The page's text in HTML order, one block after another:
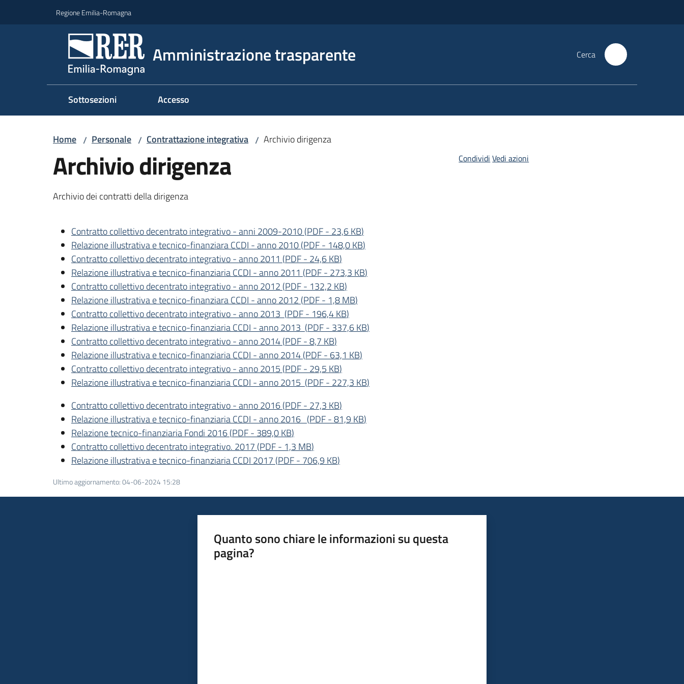
Regione Emilia-Romagna
Amministrazione trasparente Cerca
Sottosezioni Accesso
Home / Personale / Contrattazione integrativa / Archivio dirigenza
Archivio dirigenza
Archivio dei contratti della dirigenza
Condividi Vedi azioni
Contratto collettivo decentrato integrativo - anni 2009-2010(PDF- 23,6 KB)
Relazione illustrativa e tecnico-finanziara CCDI - anno 2010(PDF- 148,0 KB)
Contratto collettivo decentrato integrativo - anno 2011 (PDF- 24,6 KB)
Relazione illustrativa e tecnico-finanziaria CCDI - anno 2011 (PDF- 273,3 KB)
Contratto collettivo decentrato integrativo - anno 2012 (PDF- 132,2 KB)
Relazione illustrativa e tecnico-finanziara CCDI - anno 2012 (PDF- 1,8 MB)
Contratto collettivo decentrato integrativo - anno 2013 (PDF- 196,4 KB)
Relazione illustrativa e tecnico-finanziaria CCDI - anno 2013 (PDF- 337,6 KB)
Contratto collettivo decentrato integrativo - anno 2014(PDF-8,7 KB)
Relazione illustrativa e tecnico-finanziaria CCDI - anno 2014(PDF- 63,1 KB)
Contratto collettivo decentrato integrativo - anno 2015 (PDF- 29,5 KB)
Relazione illustrativa e tecnico-finanziaria CCDI - anno 2015 (PDF- 227,3 KB)
Contratto collettivo decentrato integrativo - anno 2016(PDF- 27,3 KB)
Relazione illustrativa e tecnico-finanziaria CCDI - anno 2016 (PDF-81,9 KB)
Relazione tecnico-finanziaria Fondi 2016(PDF- 389,0 KB)
Contratto collettivo decentrato integrativo. 2017 (PDF- 1,3 MB)
Relazione illustrativa e tecnico-finanziaria CCDI 2017 (PDF- 706,9 KB)
Ultimo aggiornamento:04-06-2024 15:28
Quanto sono chiare le informazioni su questa
pagina?